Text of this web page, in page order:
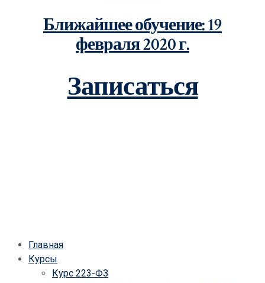
Ближайшее обучение: 19
февраля 2020 г.
Записаться
Главная
Курсы
Курс 223-ФЗ